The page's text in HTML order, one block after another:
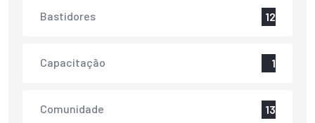
Bastidores 12
Capacitação 1
Comunidade 13